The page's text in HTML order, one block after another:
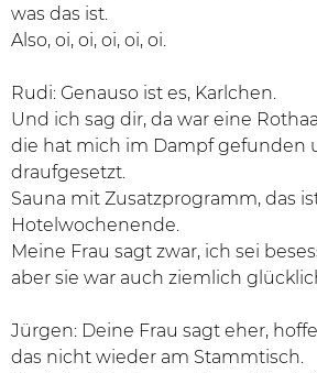
was das ist.
Also, oi, oi, oi, oi, oi.
Rudi: Genauso ist es, Karlchen.
Und ich sag dir, da war eine
die hat mich im Dampf gefunden
draufgesetzt.
Sauna mit Zusatzprogramm, das
Hotelwochenende.
Meine Frau sagt zwar, ich sei
aber sie war auch ziemlich
Jürgen: Deine Frau sagt eher,
das nicht wieder am Stammtisch.